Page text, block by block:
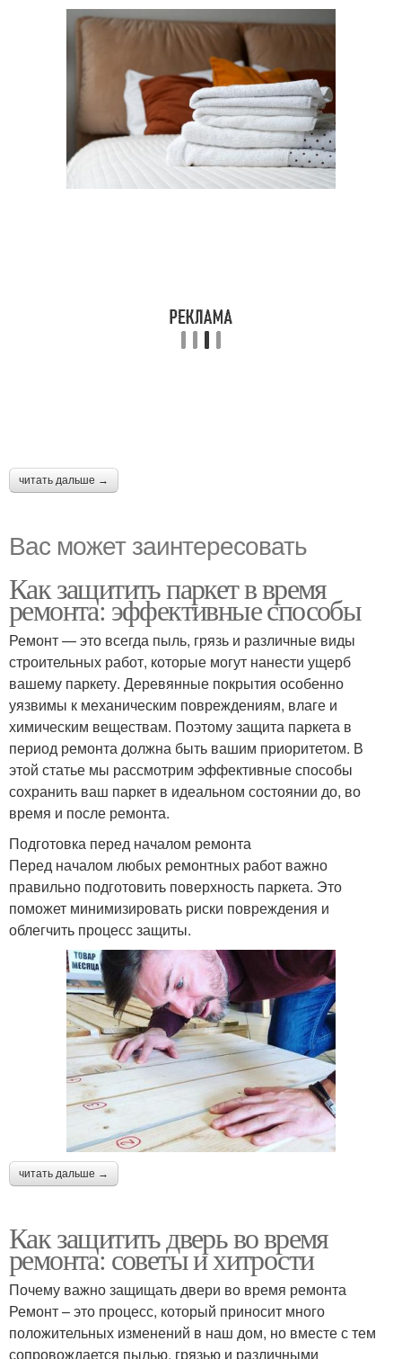
читать дальше →
Вас может заинтересовать
Как защитить паркет в время
ремонта: эффективные способы
Ремонт — это всегда пыль, грязь и различные виды
строительных работ, которые могут нанести ущерб
вашему паркету. Деревянные покрытия особенно
уязвимы к механическим повреждениям, влаге и
химическим веществам. Поэтому защита паркета в
период ремонта должна быть вашим приоритетом. В
этой статье мы рассмотрим эффективные способы
сохранить ваш паркет в идеальном состоянии до, во
время и после ремонта.
Подготовка перед началом ремонта
Перед началом любых ремонтных работ важно
правильно подготовить поверхность паркета. Это
поможет минимизировать риски повреждения и
облегчить процесс защиты.
читать дальше →
Как защитить дверь во время
ремонта: советы и хитрости
Почему важно защищать двери во время ремонта
Ремонт – это процесс, который приносит много
положительных изменений в наш дом, но вместе с тем
сопровождается пылью, грязью и различными